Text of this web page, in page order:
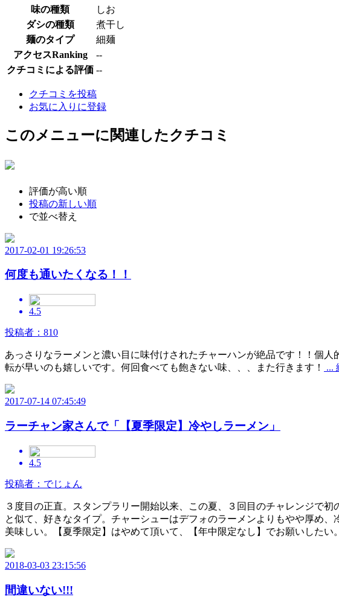
味の種類
しお
ダシの種類
煮干し
麺のタイプ
細麺
アクセスRanking
--
クチコミによる評価 --
クチコミを投稿
お気に入りに登録
このメニューに関連したクチコミ
評価が高い順
投稿の新しい順
で並べ替え
2017-02-01 19:26:53
何度も通いたくなる！！
4.5
投稿者：810
あっさりなラーメンと濃い目に味付けされたチャーハンが絶品です！！個
転が早いのも嬉しいです。何回食べても飽きない味、、、また行きます！
...
2017-07-14 07:45:49
ラーチャン家さんで「【夏季限定】冷やしラーメン」
4.5
投稿者：でじょん
３度目の正直。スタンプラリー開始以来、この夏、３回目のチャレンジで
と似て、好きなタイプ。チャーシューはデフォのラーメンよりもやや厚め
美味しい。【夏季限定】はやめて頂いて、【年中限定なし】でお願いした
2018-03-03 23:15:56
間違いない!!!